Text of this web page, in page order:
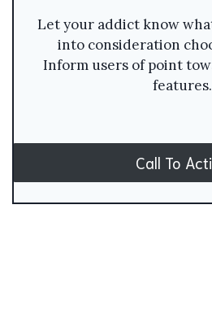
Let your addict know
into consideration
Inform users of point
features.
Call To